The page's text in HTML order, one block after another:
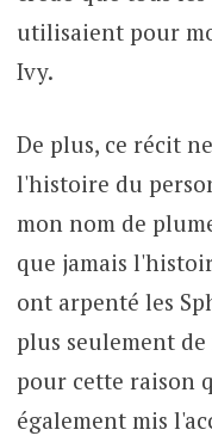
utilisaient pour
Ivy.
De plus, ce récit
l'histoire du
mon nom de
que jamais
ont arpenté les
plus seulement
pour cette raison
également mis